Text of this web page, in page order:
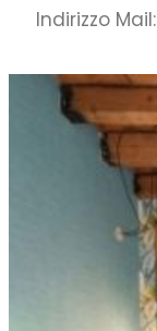
Indirizzo Mail: